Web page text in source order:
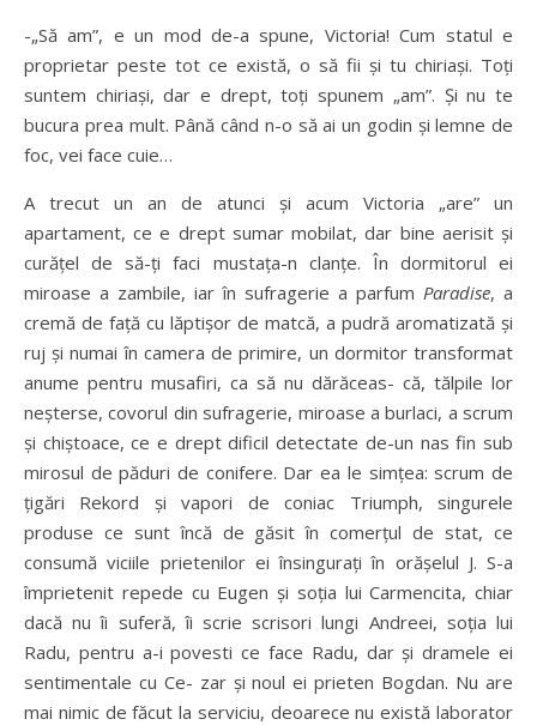
-„Să am”, e un mod de-a spune, Victoria! Cum statul e
proprietar peste tot ce există, o să fii şi tu chiriaşi. Toţi
suntem chiriaşi, dar e drept, toţi spunem „am”. Şi nu te
bucura prea mult. Până când n-o să ai un godin şi lemne de
foc, vei face cuie…
A trecut un an de atunci şi acum Victoria „are” un
apartament, ce e drept sumar mobilat, dar bine aerisit şi
curăţel de să-ţi faci mustaţa-n clanţe. În dormitorul ei
miroase a zambile, iar în sufragerie a parfum Paradise, a
cremă de faţă cu lăptişor de matcă, a pudră aromatizată şi
ruj şi numai în camera de primire, un dormitor transformat
anume pentru musafiri, ca să nu dărăceas- că, tălpile lor
neşterse, covorul din sufragerie, miroase a burlaci, a scrum
şi chiştoace, ce e drept dificil detectate de-un nas fin sub
mirosul de păduri de conifere. Dar ea le simţea: scrum de
ţigări Rekord şi vapori de coniac Triumph, singurele
produse ce sunt încă de găsit în comerţul de stat, ce
consumă viciile prietenilor ei însinguraţi în orăşelul J. S-a
împrietenit repede cu Eugen şi soţia lui Carmencita, chiar
dacă nu îi suferă, îi scrie scrisori lungi Andreei, soţia lui
Radu, pentru a-i povesti ce face Radu, dar şi dramele ei
sentimentale cu Ce- zar şi noul ei prieten Bogdan. Nu are
mai nimic de făcut la serviciu, deoarece nu există laborator